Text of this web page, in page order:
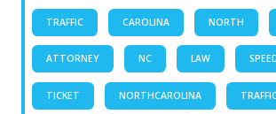
TRAFFIC CAROLINA NORTH
ATTORNEY NC LAW
TICKET NORTHCAROLINA